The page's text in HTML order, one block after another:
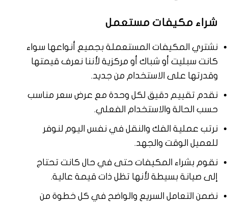
شراء مكيفات مستعمل
نشتري المكيفات المستعملة بجميع أنواعها سواء
كانت سبليت أو شباك أو مركزية لأننا نعرف قيمتها
وقدرتها على الاستخدام من جديد.
نقدم تقييم دقيق لكل وحدة مع عرض سعر مناسب
حسب الحالة والاستخدام الفعلي.
نرتب عملية الفك والنقل في نفس اليوم لنوفر
للعميل الوقت والجهد.
نقوم بشراء المكيفات حتى في حال كانت تحتاج
إلى صيانة بسيطة لأنها تظل ذات قيمة عالية.
نضمن التعامل السريع والواضح في كل خطوة من